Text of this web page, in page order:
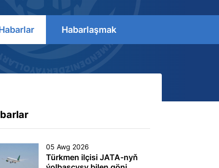
Habarlaşmak
05 Awg 2026
Türkmen ilçisi JATA-nyň